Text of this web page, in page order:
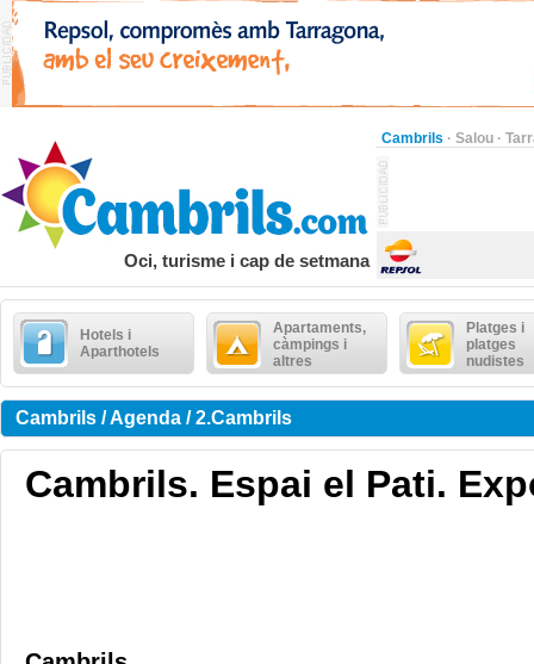
Cambrils · Salou ·
Oci, turisme i cap de setmana
Hotels i
Aparthotels
Apartaments,
càmpings i
altres
Platges i
platges
nudistes
Cambrils / Agenda / 2.Cambrils
Cambrils. Espai el Pati.